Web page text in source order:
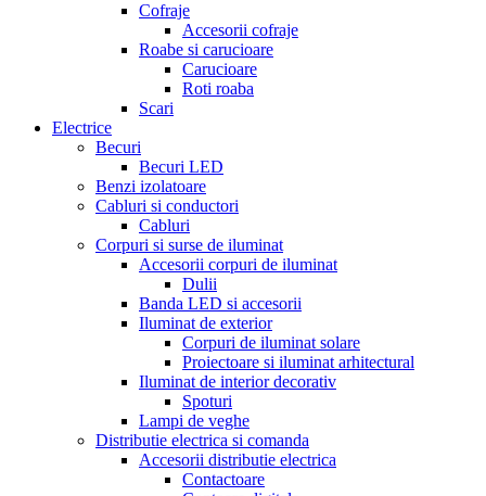
Cofraje
Accesorii cofraje
Roabe si carucioare
Carucioare
Roti roaba
Scari
Electrice
Becuri
Becuri LED
Benzi izolatoare
Cabluri si conductori
Cabluri
Corpuri si surse de iluminat
Accesorii corpuri de iluminat
Dulii
Banda LED si accesorii
Iluminat de exterior
Corpuri de iluminat solare
Proiectoare si iluminat arhitectural
Iluminat de interior decorativ
Spoturi
Lampi de veghe
Distributie electrica si comanda
Accesorii distributie electrica
Contactoare